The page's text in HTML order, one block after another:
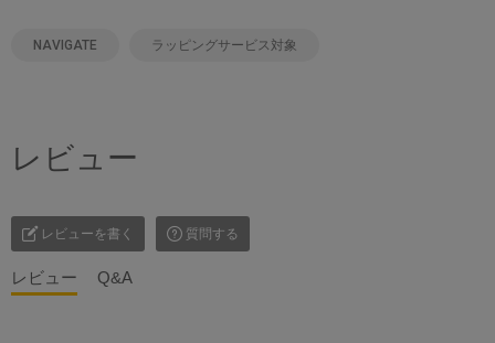
NAVIGATE ラッピングサービス対象
レビュー
レビューを書く 質問する
レビュー Q&A